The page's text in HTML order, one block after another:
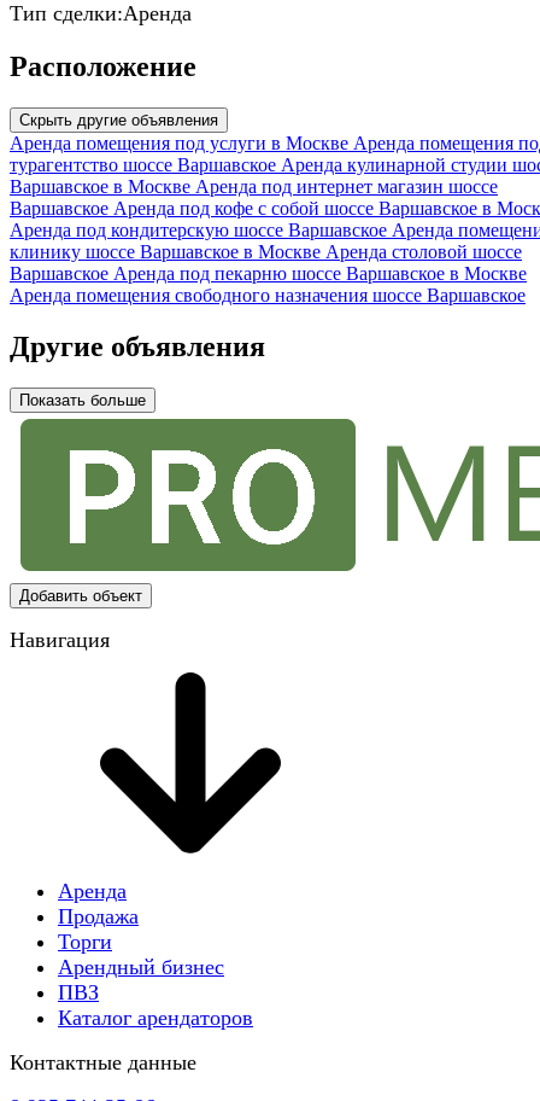
Тип сделки:Аренда
Расположение
Скрыть другие объявления
Аренда помещения под услуги в Москве Аренда помещения
турагентство шоссе Варшавское Аренда кулинарной студии
Варшавское в Москве Аренда под интернет магазин шоссе
Варшавское Аренда под кофе с собой шоссе Варшавское в
Аренда под кондитерскую шоссе Варшавское Аренда
клинику шоссе Варшавское в Москве Аренда столовой шоссе
Варшавское Аренда под пекарню шоссе Варшавское в Москве
Аренда помещения свободного назначения шоссе Варшавское
Другие объявления
Показать больше
Добавить объект
Навигация
Аренда
Продажа
Торги
Арендный бизнес
ПВЗ
Каталог арендаторов
Контактные данные